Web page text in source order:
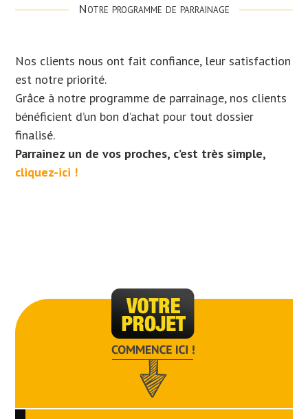
Notre programme de parrainage
Nos clients nous ont fait confiance, leur satisfaction
est notre priorité.
Grâce à notre programme de parrainage, nos clients
bénéficient d’un bon d’achat pour tout dossier
finalisé.
Parrainez un de vos proches, c’est très simple,
cliquez-ici !